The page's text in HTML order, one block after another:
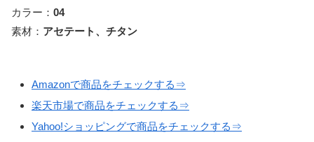
カラー： 04
素材： アセテート、チタン
Amazonで商品をチェックする⇒
楽天市場で商品をチェックする⇒
Yahoo!ショッピングで商品をチェックする⇒